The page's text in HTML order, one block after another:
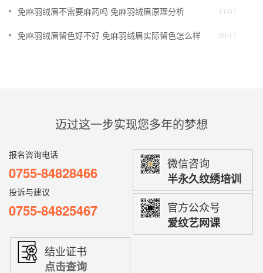
11/07
免麻羽绒眉不需要麻药吗 免麻羽绒眉原理分析
09/17
免麻羽绒眉留色好不好 免麻羽绒眉实际留色怎么样
迈过这一步实现您多年的梦想
报名咨询电话
0755-84828466
投诉与建议
0755-84825467
微信咨询
半永久纹绣培训
官方公众号
爱纹艺网课
结业证书
点击查询